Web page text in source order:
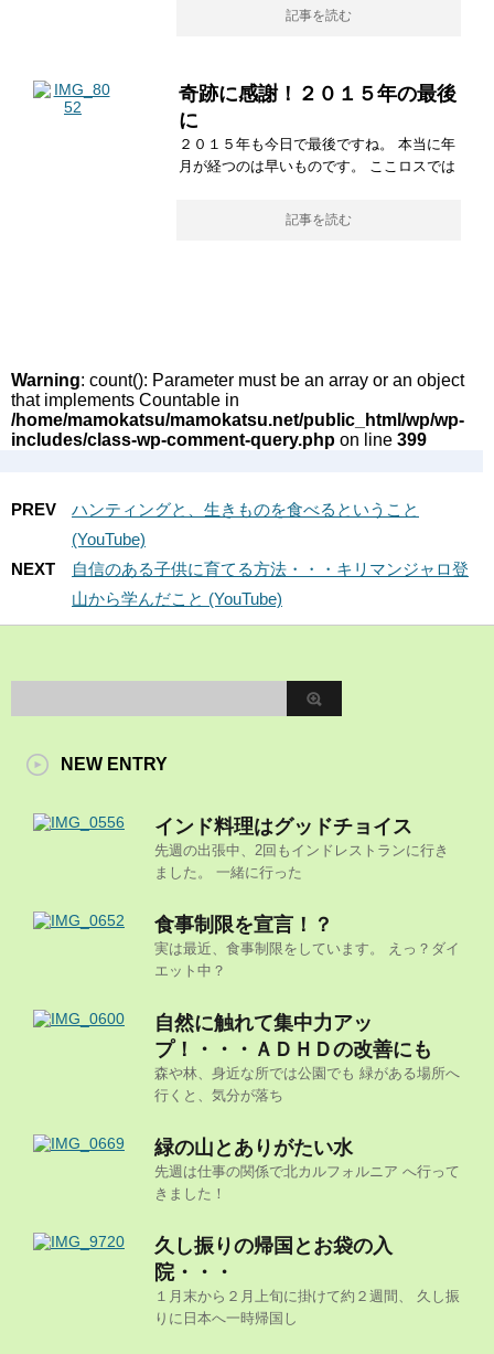
記事を読む
奇跡に感謝！２０１５年の最後
に
２０１５年も今日で最後ですね。 本当に年
月が経つのは早いものです。 ここロスでは
記事を読む
Warning: count(): Parameter must be an array or an object
that implements Countable in
/home/mamokatsu/mamokatsu.net/public_html/wp/wp-
includes/class-wp-comment-query.php on line 399
PREV
ハンティングと、生きものを食べるということ
(YouTube)
NEXT
自信のある子供に育てる方法・・・キリマンジャロ登
山から学んだこと (YouTube)
NEW ENTRY
インド料理はグッドチョイス
先週の出張中、2回もインドレストランに行き
ました。 一緒に行った
食事制限を宣言！？
実は最近、食事制限をしています。 えっ？ダイ
エット中？
自然に触れて集中力アッ
プ！・・・ＡＤＨＤの改善にも
森や林、身近な所では公園でも 緑がある場所へ
行くと、気分が落ち
緑の山とありがたい水
先週は仕事の関係で北カルフォルニア へ行って
きました！
久し振りの帰国とお袋の入
院・・・
１月末から２月上旬に掛けて約２週間、 久し振
りに日本へ一時帰国し